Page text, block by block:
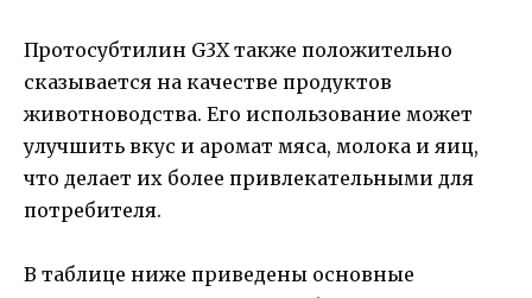
Протосубтилин G3X также положительно
сказывается на качестве продуктов
животноводства. Его использование может
улучшить вкус и аромат мяса, молока и яиц,
что делает их более привлекательными для
потребителя.
В таблице ниже приведены основные